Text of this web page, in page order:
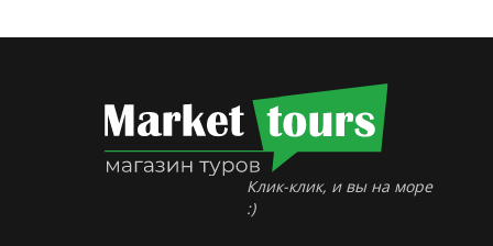
Клик-клик, и вы на море
:)